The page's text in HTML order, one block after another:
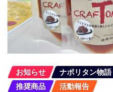
お知らせ ナポリタン物語
推奨商品
活動報告